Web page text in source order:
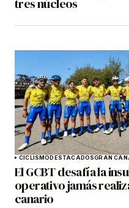
tres núcleos
CICLISMODESTACADOSGRAN
El GCBT desafía la
operativo jamás
canario